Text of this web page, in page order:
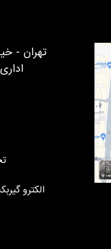
تهران -
الکترو